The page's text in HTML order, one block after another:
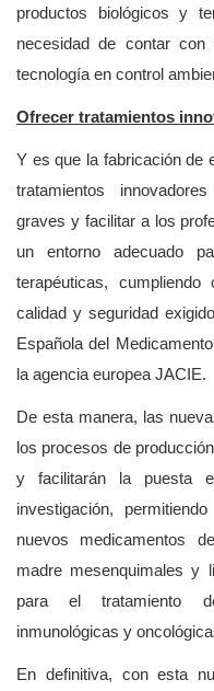
productos biológicos y
necesidad de contar
tecnología en control
Ofrecer tratamientos
Y es que la fabricación de
tratamientos
graves y facilitar a los
un entorno adecuado
terapéuticas,
calidad y seguridad
Española del
la agencia europea JACIE.
De esta manera, las
los procesos de
y facilitarán la puesta
investigación,
nuevos medicamentos
madre mesenquimales y
para el tratamiento de
inmunológicas y
En definitiva, con esta